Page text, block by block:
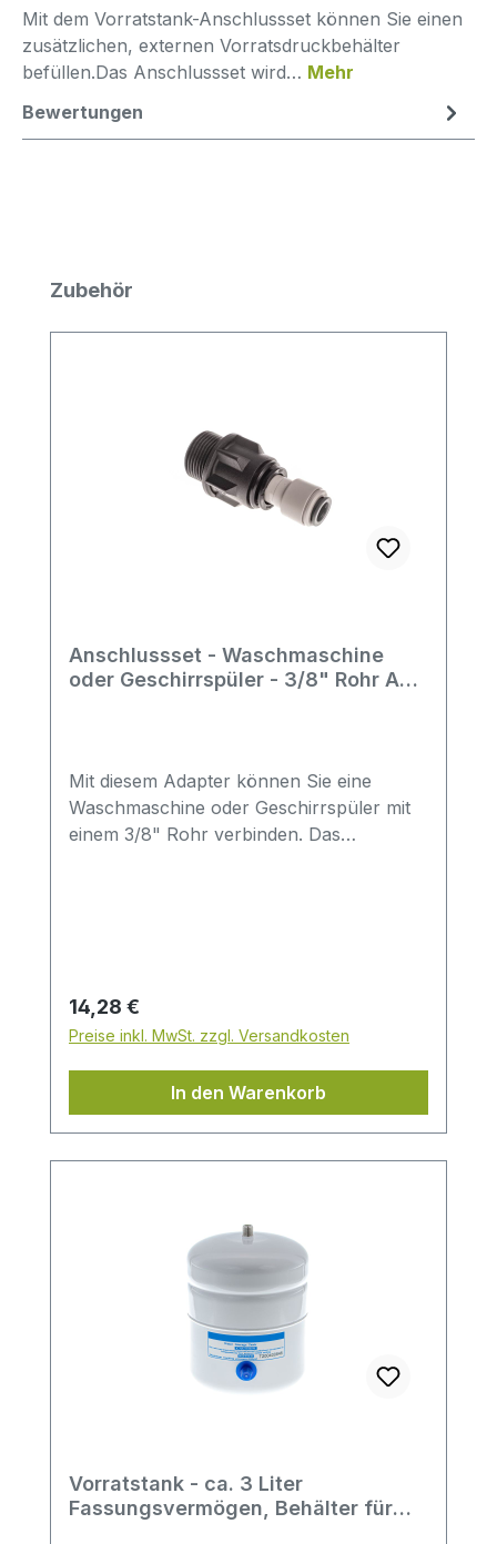
Mit dem Vorratstank-Anschlussset können Sie einen
zusätzlichen, externen Vorratsdruckbehälter
befüllen.Das Anschlussset wird… Mehr
Bewertungen
Produktgalerie überspringen
Zubehör
Anschlussset - Waschmaschine
oder Geschirrspüler - 3/8" Rohr AD
Mit diesem Adapter können Sie eine
Waschmaschine oder Geschirrspüler mit
einem 3/8" Rohr verbinden. Das
John Guest
Regulärer Preis:
14,28 €
Preise inkl. MwSt. zzgl. Versandkosten
In den Warenkorb
Vorratstank - ca. 3 Liter
Fassungsvermögen, Behälter für